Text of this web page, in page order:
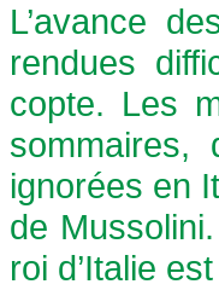
L’avance
rendues
copte. Les
sommaires,
ignorées en
de
roi d’Italie